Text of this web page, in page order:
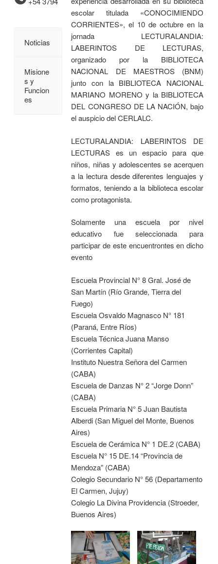
escolar titulada «CONOCIMIENDO
CORRIENTES», el 10 de octubre en la
jornada LECTURALANDIA:
LABERINTOS DE LECTURAS,
organizado por la BIBLIOTECA
NACIONAL DE MAESTROS (BNM)
junto con la BIBLIOTECA NACIONAL
MARIANO MORENO y la BIBLIOTECA
DEL CONGRESO DE LA NACIÓN, bajo
el auspicio del CERLALC.
LECTURALANDIA: LABERINTOS DE
LECTURAS es un espacio para que
niños, niñas y adolescentes se acerquen
a la lectura desde diferentes lenguajes y
formatos, teniendo a la biblioteca escolar
como protagonista.
Solamente una escuela por nivel
educativo fue seleccionada para
participar de este encuentrontes en dicho
evento
Escuela Provincial N° 8 Gral. José de
San Martín (Río Grande, Tierra del
Fuego)
Escuela Osvaldo Magnasco N° 181
(Paraná, Entre Ríos)
Escuela Técnica Juana Manso
(Corrientes Capital)
Instituto Nuestra Señora del Carmen
(CABA)
Escuela de Danzas N° 2 “Jorge Donn”
(CABA)
Escuela Primaria N° 5 Juan Bautista
Alberdi (San Miguel del Monte, Buenos
Aires)
Escuela de Cerámica N° 1 DE.2 (CABA)
Escuela N° 15 DE.14 “Provincia de
Mendoza” (CABA)
Colegio Secundario N° 56 (Departamento
El Carmen, Jujuy)
Colegio La Divina Providencia (Stroeder,
Buenos Aires)
Noticias
Misione
s y
Funcion
es